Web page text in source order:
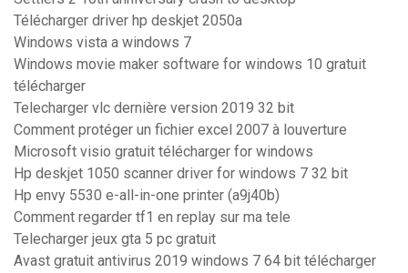
Télécharger driver hp deskjet 2050a
Windows vista a windows 7
Windows movie maker software for windows 10 gratuit
télécharger
Telecharger vlc dernière version 2019 32 bit
Comment protéger un fichier excel 2007 à louverture
Microsoft visio gratuit télécharger for windows
Hp deskjet 1050 scanner driver for windows 7 32 bit
Hp envy 5530 e-all-in-one printer (a9j40b)
Comment regarder tf1 en replay sur ma tele
Telecharger jeux gta 5 pc gratuit
Avast gratuit antivirus 2019 windows 7 64 bit télécharger